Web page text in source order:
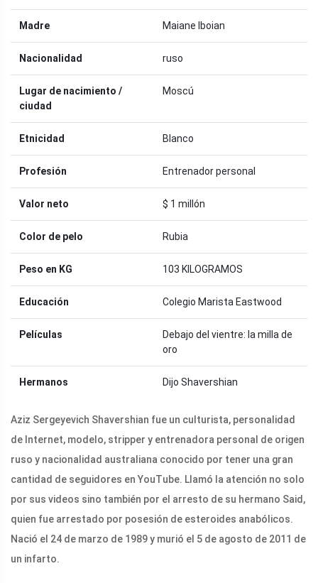
Madre Maiane Iboian
Nacionalidad ruso
Lugar de nacimiento /
ciudad
Moscú
Etnicidad Blanco
Profesión Entrenador personal
Valor neto $ 1 millón
Color de pelo Rubia
Peso en KG 103 KILOGRAMOS
Educación Colegio Marista Eastwood
Películas
Debajo del vientre: la milla de
oro
Hermanos Dijo Shavershian
Aziz Sergeyevich Shavershian fue un culturista, personalidad
de Internet, modelo, stripper y entrenadora personal de origen
ruso y nacionalidad australiana conocido por tener una gran
cantidad de seguidores en YouTube. Llamó la atención no solo
por sus videos sino también por el arresto de su hermano Said,
quien fue arrestado por posesión de esteroides anabólicos.
Nació el 24 de marzo de 1989 y murió el 5 de agosto de 2011 de
un infarto.